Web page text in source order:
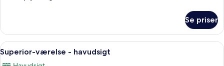
Se priser
Indlæs
alle
Et moderne hotelværelse med en
6
Superior-værelse - havudsigt